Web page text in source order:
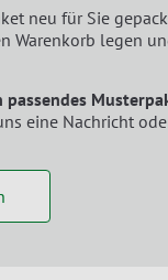
neu für Sie
Warenkorb legen
eine Nachricht